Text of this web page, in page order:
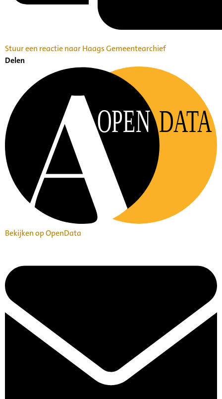
Stuur een reactie naar Haags Gemeentearchief
Delen
OPEN DATA
Bekijken op OpenData